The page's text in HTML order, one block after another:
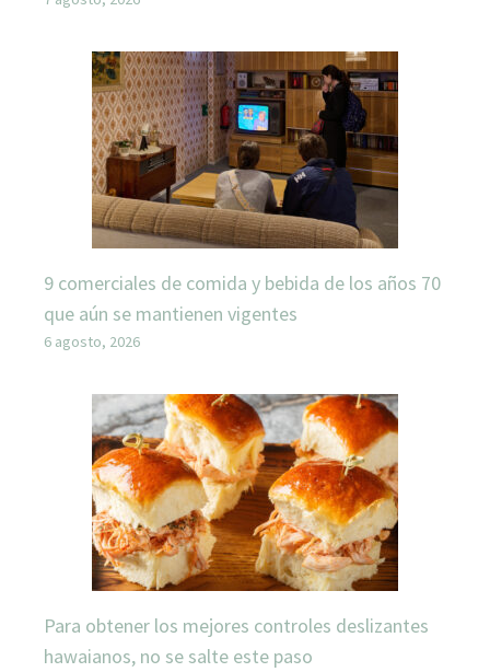
9 comerciales de comida y bebida de los años 70
que aún se mantienen vigentes
6 agosto, 2026
Para obtener los mejores controles deslizantes
hawaianos, no se salte este paso